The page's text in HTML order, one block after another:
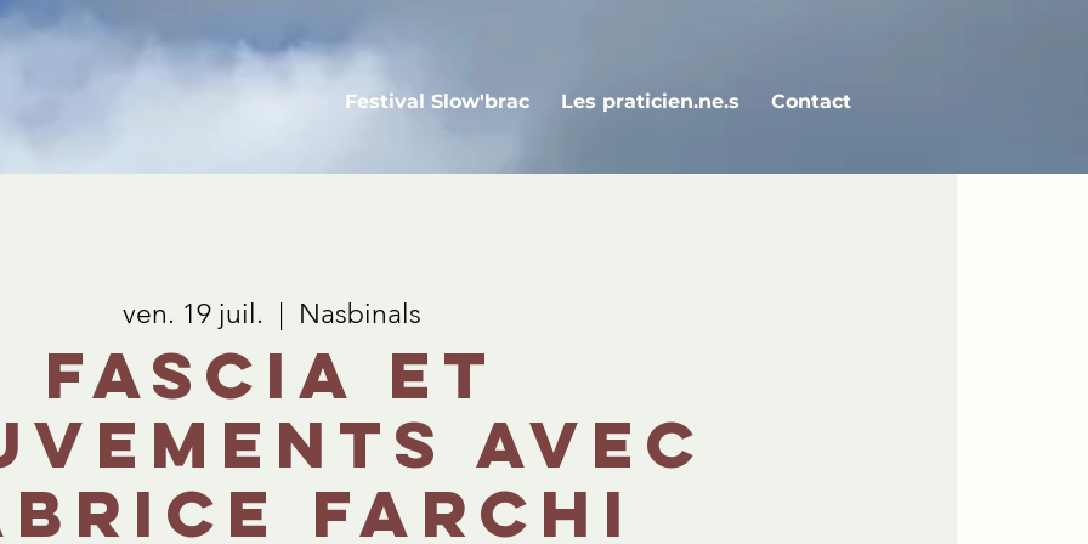
Festival Slow'brac Les praticien.ne.s Contact
ven. 19 juil. Nasbinals
Fascia et
avec
Farchi